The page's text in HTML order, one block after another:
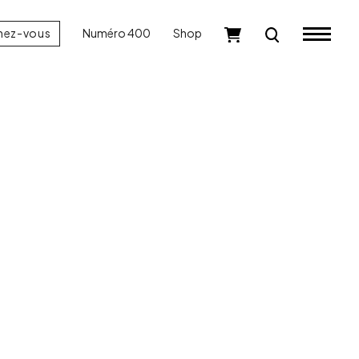
vous Numéro 400 Shop